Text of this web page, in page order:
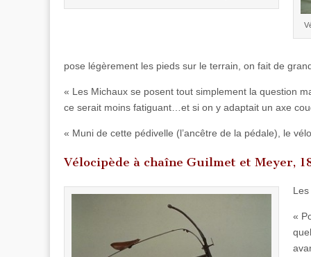
pose légèrement les pieds sur le terrain, on fait de
« Les Michaux se posent tout simplement la question
ce serait moins fatiguant…et si on y adaptait un axe
« Muni de cette pédivelle (l’ancêtre de la pédale), le
Vélocipède à chaîne Guilmet et Meyer,
«